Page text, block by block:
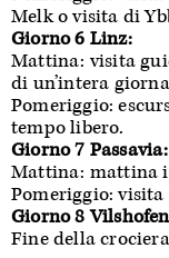
Melk o visita di
Giorno 6 Linz:
Mattina: visita
di un’intera
Pomeriggio:
tempo libero.
Giorno 7 Passavia:
Mattina: mattina
Pomeriggio:
Giorno 8
Fine della